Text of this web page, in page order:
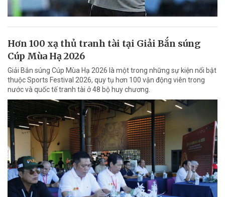
Hơn 100 xạ thủ tranh tài tại Giải Bắn súng
Cúp Mùa Hạ 2026
Giải Bắn súng Cúp Mùa Hạ 2026 là một trong những sự kiện nổi bật
thuộc Sports Festival 2026, quy tụ hơn 100 vận động viên trong
nước và quốc tế tranh tài ở 48 bộ huy chương.